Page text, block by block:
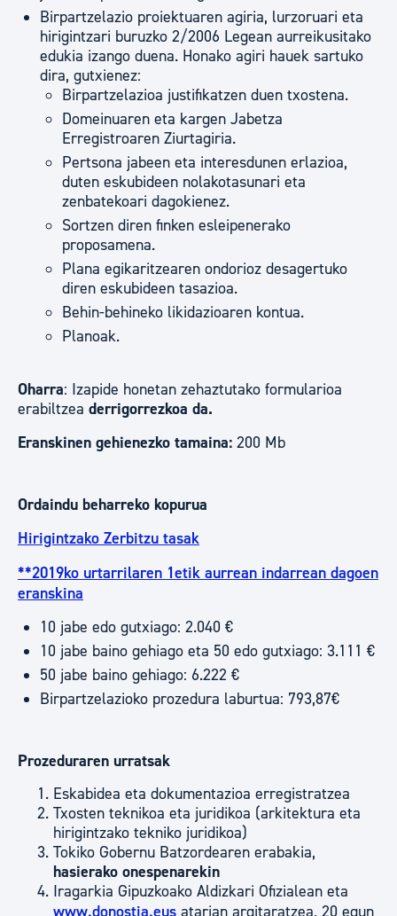
Birpartzelazio proiektuaren agiria, lurzoruari eta
hirigintzari buruzko 2/2006 Legean aurreikusitako
edukia izango duena. Honako agiri hauek sartuko
dira, gutxienez:
Birpartzelazioa justifikatzen duen txostena.
Domeinuaren eta kargen Jabetza
Erregistroaren Ziurtagiria.
Pertsona jabeen eta interesdunen erlazioa,
duten eskubideen nolakotasunari eta
zenbatekoari dagokienez.
Sortzen diren finken esleipenerako
proposamena.
Plana egikaritzearen ondorioz desagertuko
diren eskubideen tasazioa.
Behin-behineko likidazioaren kontua.
Planoak.
Oharra: Izapide honetan zehaztutako formularioa
erabiltzea derrigorrezkoa da.
Eranskinen gehienezko tamaina: 200 Mb
Ordaindu beharreko kopurua
Hirigintzako Zerbitzu tasak
**2019ko urtarrilaren 1etik aurrean indarrean dagoen
eranskina
10 jabe edo gutxiago: 2.040 €
10 jabe baino gehiago eta 50 edo gutxiago: 3.111 €
50 jabe baino gehiago: 6.222 €
Birpartzelazioko prozedura laburtua: 793,87€
Prozeduraren urratsak
Eskabidea eta dokumentazioa erregistratzea
Txosten teknikoa eta juridikoa (arkitektura eta
hirigintzako tekniko juridikoa)
Tokiko Gobernu Batzordearen erabakia,
hasierako onespenarekin
Iragarkia Gipuzkoako Aldizkari Ofizialean eta
www.donostia.eus atarian argitaratzea, 20 egun